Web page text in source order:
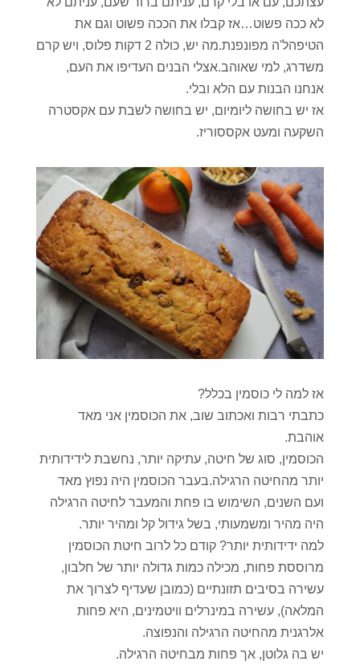
לא ככה פשוט…אז קבלו את הככה פשוט וגם את
הטיפהל'ה מפונפנת.מה יש, כולה 2 דקות פלוס, ויש קרם
משדרג, למי שאוהב.אצלי הבנים העדיפו את העם,
אנחנו הבנות עם הלא ובלי.
אז יש בחושה ליומיום, יש בחושה לשבת עם אקסטרה
השקעה ומעט אקססוריז.
אז למה לי כוסמין בכלל?
כתבתי רבות ואכתוב שוב, את הכוסמין אני מאד
אוהבת.
הכוסמין, סוג של חיטה, עתיקה יותר, נחשבת לידידותית
יותר מהחיטה הרגילה.בעבר הכוסמין היה נפוץ מאד
ועם השנים, השימוש בו פחת והמעבר לחיטה הרגילה
היה מהיר ומשמעותי, בשל גידול קל ומהיר יותר.
למה ידידותית יותר? קודם כל לרוב חיטת הכוסמין
מרוססת פחות, מכילה כמות גדולה יותר של חלבון,
עשירה בסיבים תזונתיים (כמובן שעדיף לצרוך את
המלאה), עשירה במינרלים וויטמינים, היא פחות
אלרגנית מהחיטה הרגילה והנפוצה.
יש בה גלוטן, אך פחות מבחיטה הרגילה.